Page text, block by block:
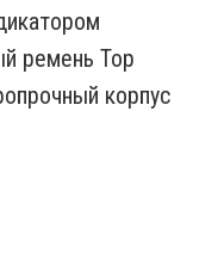
ремень Top
корпус